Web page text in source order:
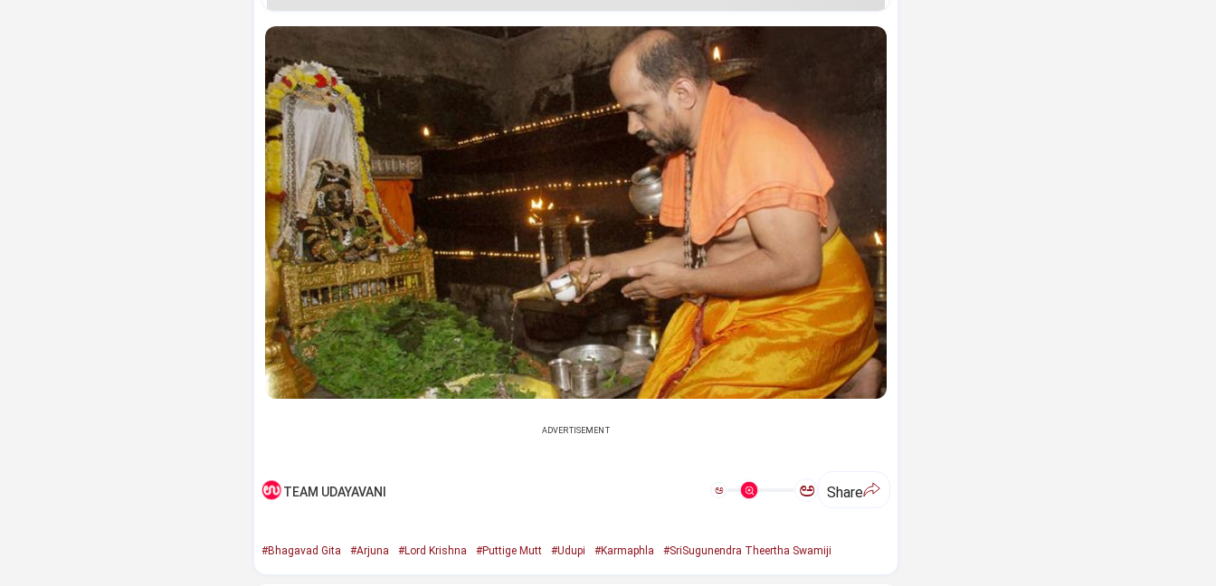
ADVERTISEMENT
TEAM UDAYAVANI ಅ ಅ Share
#Bhagavad Gita #Arjuna #Lord Krishna #Puttige Mutt #Udupi #Karmaphla #SriSugunendra Theertha Swamiji